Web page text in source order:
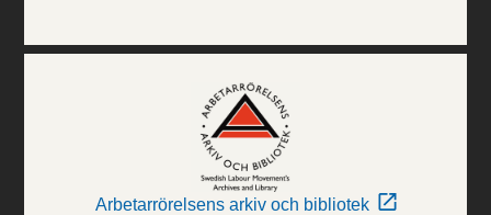
Arbetarrörelsens arkiv och bibliotek